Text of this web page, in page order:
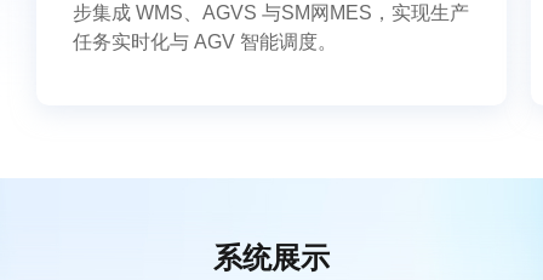
步集成 WMS、AGVS 与SM网MES，实现生产
任务实时化与 AGV 智能调度。
系统展示